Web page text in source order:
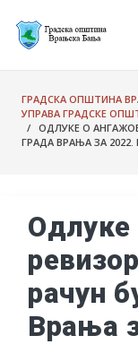
ГРАДСКА ОПШТИНА
УПРАВА ГРАДСКЕ
/ ОДЛУКЕ О
ГРАДА ВРАЊА ЗА
рачун
Врања